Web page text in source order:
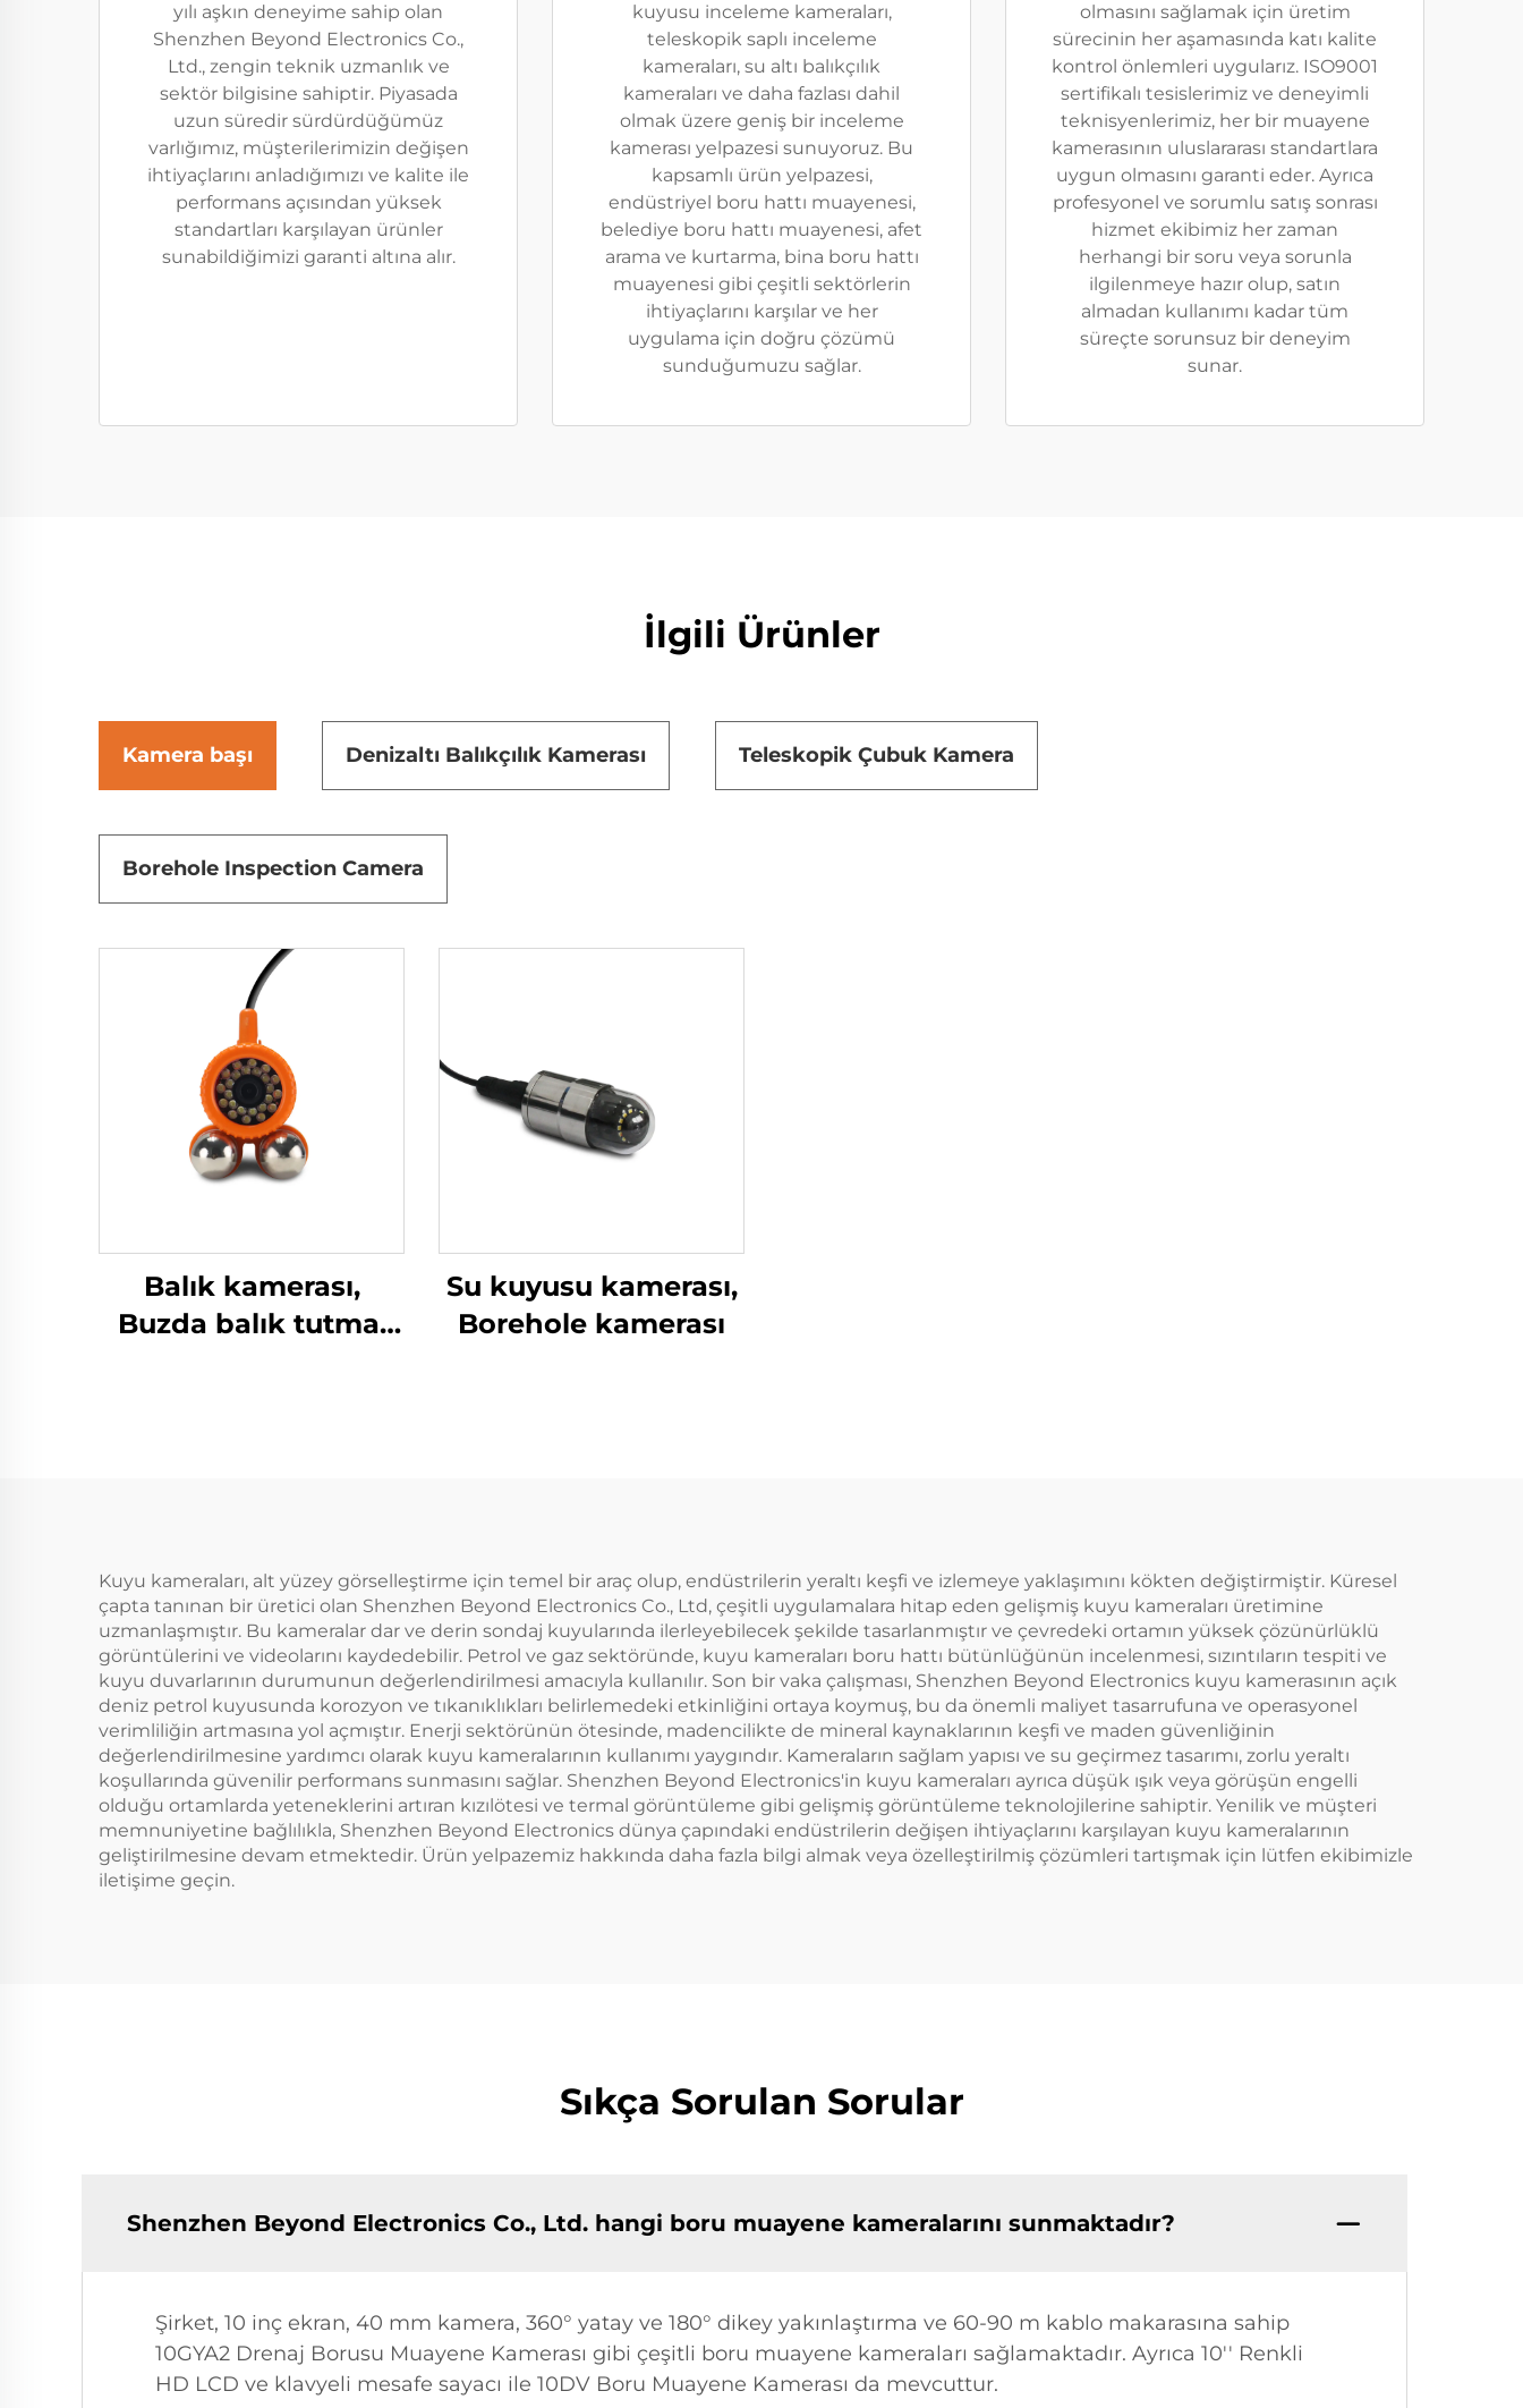
yılı aşkın deneyime sahip olan
Shenzhen Beyond Electronics Co.,
Ltd., zengin teknik uzmanlık ve
sektör bilgisine sahiptir. Piyasada
uzun süredir sürdürdüğümüz
varlığımız, müşterilerimizin değişen
ihtiyaçlarını anladığımızı ve kalite ile
performans açısından yüksek
standartları karşılayan ürünler
sunabildiğimizi garanti altına alır.
kuyusu inceleme kameraları,
teleskopik saplı inceleme
kameraları, su altı balıkçılık
kameraları ve daha fazlası dahil
olmak üzere geniş bir inceleme
kamerası yelpazesi sunuyoruz. Bu
kapsamlı ürün yelpazesi,
endüstriyel boru hattı muayenesi,
belediye boru hattı muayenesi, afet
arama ve kurtarma, bina boru hattı
muayenesi gibi çeşitli sektörlerin
ihtiyaçlarını karşılar ve her
uygulama için doğru çözümü
sunduğumuzu sağlar.
olmasını sağlamak için üretim
sürecinin her aşamasında katı kalite
kontrol önlemleri uygularız. ISO9001
sertifikalı tesislerimiz ve deneyimli
teknisyenlerimiz, her bir muayene
kamerasının uluslararası standartlara
uygun olmasını garanti eder. Ayrıca
profesyonel ve sorumlu satış sonrası
hizmet ekibimiz her zaman
herhangi bir soru veya sorunla
ilgilenmeye hazır olup, satın
almadan kullanımı kadar tüm
süreçte sorunsuz bir deneyim
sunar.
İlgili Ürünler
Kamera başı Denizaltı Balıkçılık Kamerası Teleskopik Çubuk Kamera
Borehole Inspection Camera
Balık kamerası,
Buzda balık tutma,
Su kuyusu kamerası,
Borehole kamerası
Kuyu kameraları, alt yüzey görselleştirme için temel bir araç olup, endüstrilerin yeraltı keşfi ve izlemeye yaklaşımını kökten değiştirmiştir. Küresel
çapta tanınan bir üretici olan Shenzhen Beyond Electronics Co., Ltd, çeşitli uygulamalara hitap eden gelişmiş kuyu kameraları üretimine
uzmanlaşmıştır. Bu kameralar dar ve derin sondaj kuyularında ilerleyebilecek şekilde tasarlanmıştır ve çevredeki ortamın yüksek çözünürlüklü
görüntülerini ve videolarını kaydedebilir. Petrol ve gaz sektöründe, kuyu kameraları boru hattı bütünlüğünün incelenmesi, sızıntıların tespiti ve
kuyu duvarlarının durumunun değerlendirilmesi amacıyla kullanılır. Son bir vaka çalışması, Shenzhen Beyond Electronics kuyu kamerasının açık
deniz petrol kuyusunda korozyon ve tıkanıklıkları belirlemedeki etkinliğini ortaya koymuş, bu da önemli maliyet tasarrufuna ve operasyonel
verimliliğin artmasına yol açmıştır. Enerji sektörünün ötesinde, madencilikte de mineral kaynaklarının keşfi ve maden güvenliğinin
değerlendirilmesine yardımcı olarak kuyu kameralarının kullanımı yaygındır. Kameraların sağlam yapısı ve su geçirmez tasarımı, zorlu yeraltı
koşullarında güvenilir performans sunmasını sağlar. Shenzhen Beyond Electronics'in kuyu kameraları ayrıca düşük ışık veya görüşün engelli
olduğu ortamlarda yeteneklerini artıran kızılötesi ve termal görüntüleme gibi gelişmiş görüntüleme teknolojilerine sahiptir. Yenilik ve müşteri
memnuniyetine bağlılıkla, Shenzhen Beyond Electronics dünya çapındaki endüstrilerin değişen ihtiyaçlarını karşılayan kuyu kameralarının
geliştirilmesine devam etmektedir. Ürün yelpazemiz hakkında daha fazla bilgi almak veya özelleştirilmiş çözümleri tartışmak için lütfen ekibimizle
iletişime geçin.
Sıkça Sorulan Sorular
Shenzhen Beyond Electronics Co., Ltd. hangi boru muayene kameralarını sunmaktadır?
Şirket, 10 inç ekran, 40 mm kamera, 360° yatay ve 180° dikey yakınlaştırma ve 60-90 m kablo makarasına sahip
10GYA2 Drenaj Borusu Muayene Kamerası gibi çeşitli boru muayene kameraları sağlamaktadır. Ayrıca 10'' Renkli
HD LCD ve klavyeli mesafe sayacı ile 10DV Boru Muayene Kamerası da mevcuttur.